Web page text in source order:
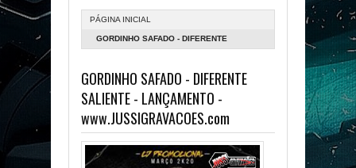
PÁGINA INICIAL
GORDINHO SAFADO - DIFERENTE
WWW.JUSSIGRAVACOES.COM
GORDINHO SAFADO - DIFERENTE
SALIENTE - LANÇAMENTO -
www.JUSSIGRAVACOES.com